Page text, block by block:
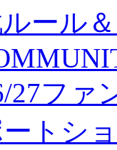
ール
27ファ
トシ